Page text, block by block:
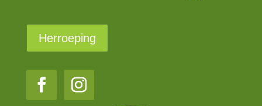
Herroeping